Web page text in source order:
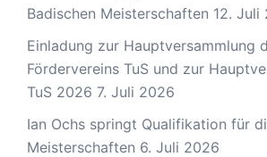
Badischen Meisterschaften 12. Juli
Einladung zur Hauptversammlung
Fördervereins TuS und zur
TuS 2026 7. Juli 2026
Ian Ochs springt Qualifikation für
Meisterschaften 6. Juli 2026